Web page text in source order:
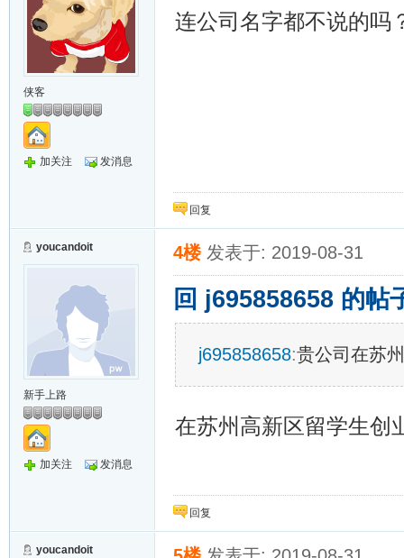
侠客
加关注 发消息
连公司名字都不说的吗
回复
youcandoit
新手上路
加关注 发消息
4楼 发表于: 2019-08-31
回 j695858658 的帖
j695858658:贵公司在苏
在苏州高新区留学生创
回复
youcandoit